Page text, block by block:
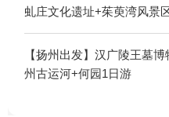
虬庄文化遗址+茱萸湾风景
城遗址+观音山+瘦西湖+仙
+个园+凤凰岛生态旅游区+
+何园+大明寺+西郊森林公
【扬州出发】汉广陵王墓
州古运河+何园1日游